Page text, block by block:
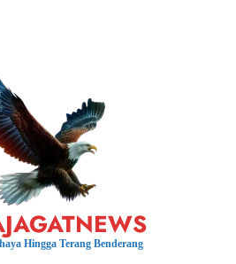
Hingga Terang Benderang